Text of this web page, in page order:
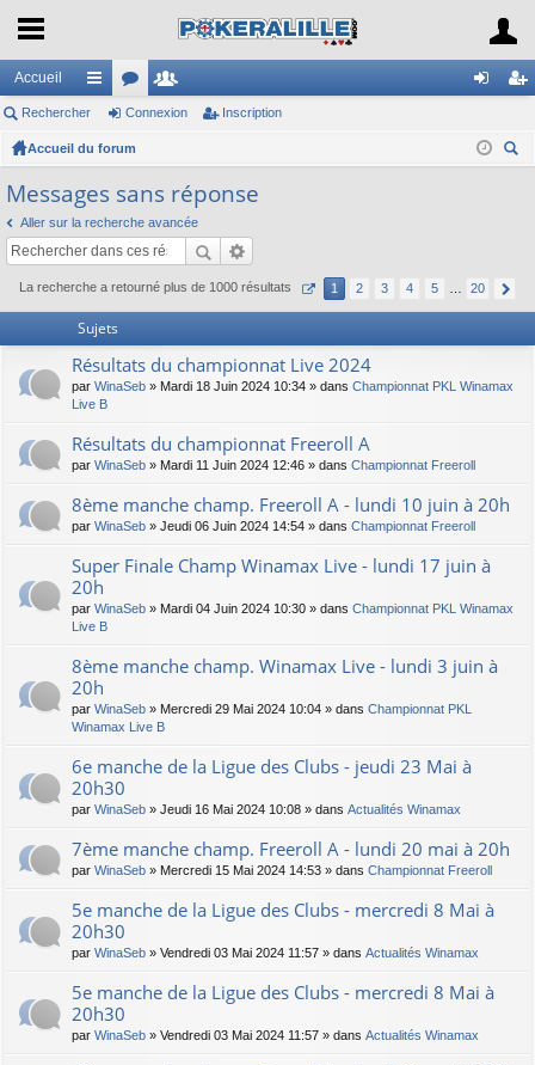
Accueil
ac
co
ci
s
or
u
s
e
es
ne cri
Rechercher Connexion Inscription
Accueil du forum
Messages sans réponse
Aller sur la recherche avancée
La recherche a retourné plus de 1000 résultats 1 2 3 4 5 20
Sujets
Résultats du championnat Live 2024
par WinaSeb » Mardi 18 Juin 2024 10:34 » dans Championnat PKL Winamax
Live B
Résultats du championnat Freeroll A
par WinaSeb » Mardi 11 Juin 2024 12:46 » dans Championnat Freeroll
8ème manche champ. Freeroll A - lundi 10 juin à 20h
par WinaSeb » Jeudi 06 Juin 2024 14:54 » dans Championnat Freeroll
Super Finale Champ Winamax Live - lundi 17 juin à
20h
par WinaSeb » Mardi 04 Juin 2024 10:30 » dans Championnat PKL Winamax
Live B
8ème manche champ. Winamax Live - lundi 3 juin à
20h
par WinaSeb » Mercredi 29 Mai 2024 10:04 » dans Championnat PKL
Winamax Live B
6e manche de la Ligue des Clubs - jeudi 23 Mai à
20h30
par WinaSeb » Jeudi 16 Mai 2024 10:08 » dans Actualités Winamax
7ème manche champ. Freeroll A - lundi 20 mai à 20h
par WinaSeb » Mercredi 15 Mai 2024 14:53 » dans Championnat Freeroll
5e manche de la Ligue des Clubs - mercredi 8 Mai à
20h30
par WinaSeb » Vendredi 03 Mai 2024 11:57 » dans Actualités Winamax
5e manche de la Ligue des Clubs - mercredi 8 Mai à
20h30
par WinaSeb » Vendredi 03 Mai 2024 11:57 » dans Actualités Winamax